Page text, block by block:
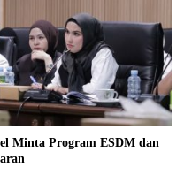
Minta Program ESDM dan